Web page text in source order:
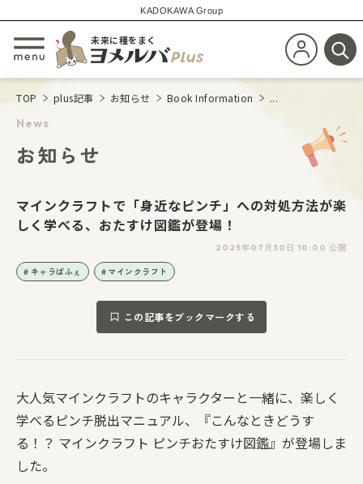
KADOKAWA Group
メニューを開閉する
未来に種をまく
新規会員登
検
TOP plus記事 お知らせ Book Information ...
News
お知らせ
マインクラフトで「身近なピンチ」への対処方法が楽
しく学べる、おたすけ図鑑が登場！
2025年07月30日 10:00 公開
キャラぱふぇ マインクラフト
この記事をブックマークする
大人気マインクラフトのキャラクターと一緒に、楽しく
学べるピンチ脱出マニュアル、『こんなときどうす
る！？ マインクラフト ピンチおたすけ図鑑』が登場しま
した。